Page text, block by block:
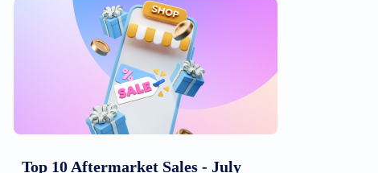
Top 10 Aftermarket Sales - July